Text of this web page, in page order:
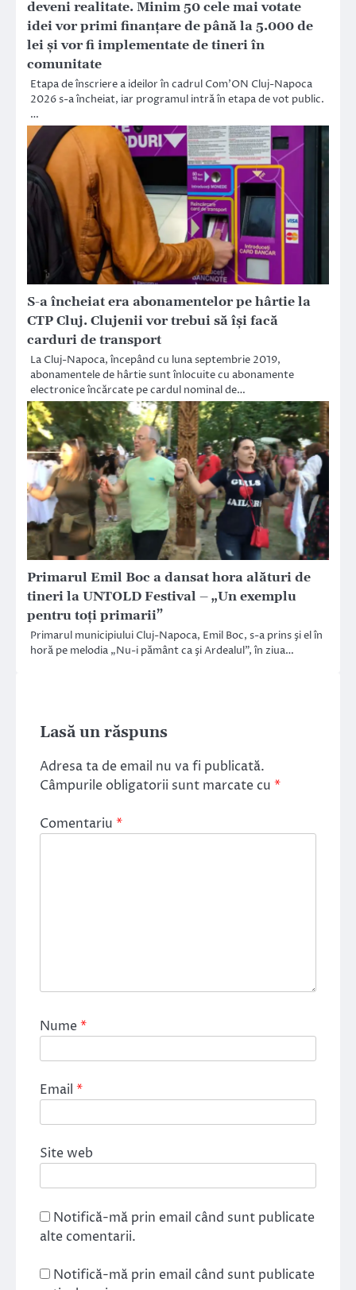
deveni realitate. Minim 50 cele mai votate
idei vor primi finanțare de până la 5.000 de
lei și vor fi implementate de tineri în
comunitate
Etapa de înscriere a ideilor în cadrul Com’ON Cluj-Napoca
2026 s-a încheiat, iar programul intră în etapa de vot public.
…
S-a încheiat era abonamentelor pe hârtie la
CTP Cluj. Clujenii vor trebui să își facă
carduri de transport
La Cluj-Napoca, începând cu luna septembrie 2019,
abonamentele de hârtie sunt înlocuite cu abonamente
electronice încărcate pe cardul nominal de…
Primarul Emil Boc a dansat hora alături de
tineri la UNTOLD Festival – „Un exemplu
pentru toţi primarii”
Primarul municipiului Cluj-Napoca, Emil Boc, s-a prins şi el în
horă pe melodia „Nu-i pământ ca şi Ardealul”, în ziua…
Lasă un răspuns
Adresa ta de email nu va fi publicată.
Câmpurile obligatorii sunt marcate cu *
Comentariu *
Nume*
Email *
Site web
Notifică-mă prin email când sunt publicate
alte comentarii.
Notifică-mă prin email când sunt publicate